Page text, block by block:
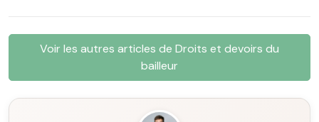
Voir les autres articles de Droits et devoirs du
bailleur